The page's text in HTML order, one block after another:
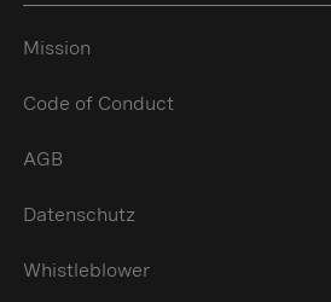
Mission
Code of Conduct
AGB
Datenschutz
Whistleblower